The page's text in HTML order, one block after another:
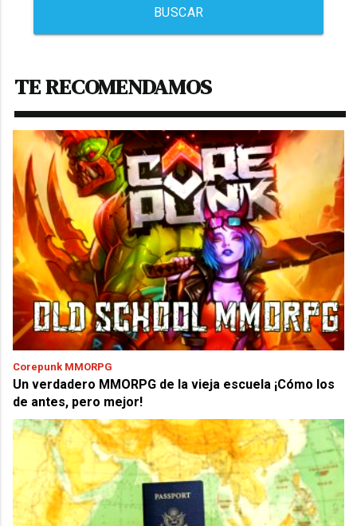
BUSCAR
TE RECOMENDAMOS
Corepunk MMORPG
Un verdadero MMORPG de la vieja escuela ¡Cómo los
de antes, pero mejor!